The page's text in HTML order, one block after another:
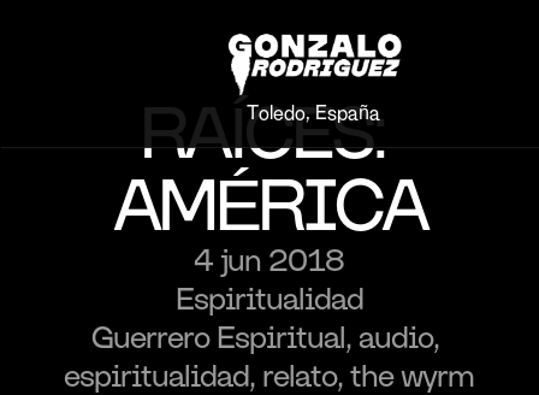
Toledo, España
RAÍCES:
AMÉRICA
4 jun 2018
Espiritualidad
Guerrero Espiritual, audio,
espiritualidad, relato, the wyrm